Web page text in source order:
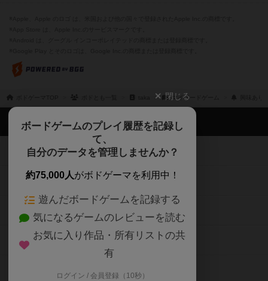
マイボードゲーム
閉じる
ボードゲームのプレイ履歴を記録し
て、
自分のデータを管理しませんか？
約75,000人がボドゲーマを利用中！
遊んだボードゲームを記録する
気になるゲームのレビューを読む
お気に入り作品・所有リストの共
有
ログイン / 会員登録（10秒）
ボドゲーマTOP
ボードゲームを検索する
ボードゲームの新着レビュー
ボードゲーム会情報
メカニクス特集
掲示板・トピックス